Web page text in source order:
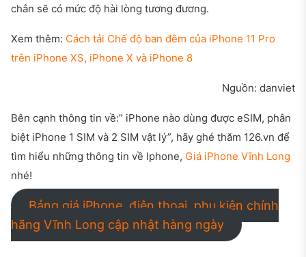
chắn sẽ có mức độ hài lòng tương đương.
Xem thêm: Cách tải Chế độ ban đêm của iPhone 11 Pro
trên iPhone XS, iPhone X và iPhone 8
Nguồn: danviet
Bên cạnh thông tin về:” iPhone nào dùng được eSIM, phân
biệt iPhone 1 SIM và 2 SIM vật lý”, hãy ghé thăm 126.vn để
tìm hiểu những thông tin về Iphone, Giá iPhone Vĩnh Long
nhé!
Bảng giá iPhone, điện thoại, phụ kiện chính
hãng Vĩnh Long cập nhật hàng ngày